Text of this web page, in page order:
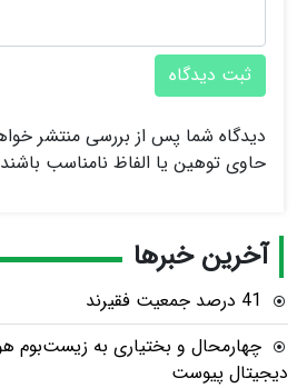
ثبت دیدگاه
دیدگاه شما پس از بررسی منتشر
حاوی توهین یا الفاظ نامناسب
آخرین خبرها
41 درصد جمعیت فقیرند
چهارمحال و بختیاری به
دیجیتال پیوست